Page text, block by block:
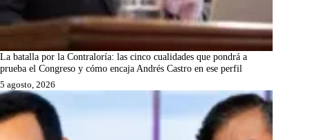
La batalla por la Contraloría: las cinco cualidades que pondrá a
prueba el Congreso y cómo encaja Andrés Castro en ese perfil
5 agosto, 2026